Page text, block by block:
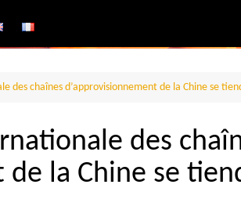
des chaînes d’approvisionnement de la Chine se
des
de la Chine se